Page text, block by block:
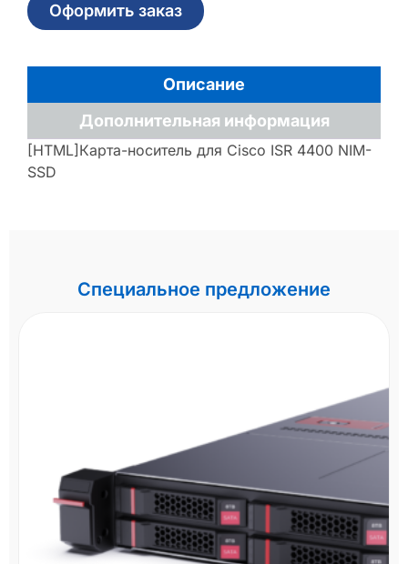
Оформить заказ
Описание
Дополнительная информация
[HTML]Карта-носитель для Cisco ISR 4400 NIM-
SSD
Специальное предложение